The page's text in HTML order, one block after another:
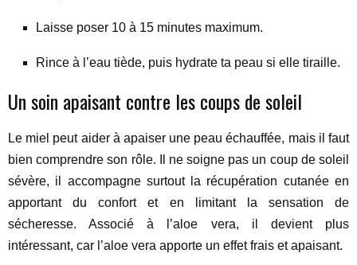
Laisse poser 10 à 15 minutes maximum.
Rince à l’eau tiède, puis hydrate ta peau si elle tiraille.
Un soin apaisant contre les coups de soleil
Le miel peut aider à apaiser une peau échauffée, mais il faut
bien comprendre son rôle. Il ne soigne pas un coup de soleil
sévère, il accompagne surtout la récupération cutanée en
apportant du confort et en limitant la sensation de
sécheresse. Associé à l’aloe vera, il devient plus
intéressant, car l’aloe vera apporte un effet frais et apaisant.